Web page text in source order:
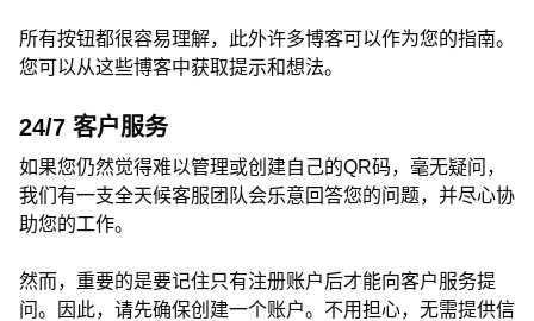
所有按钮都很容易理解，此外许多博客可以作为您的指南。
您可以从这些博客中获取提示和想法。
24/7 客户服务
如果您仍然觉得难以管理或创建自己的QR码，毫无疑问，
我们有一支全天候客服团队会乐意回答您的问题，并尽心协
助您的工作。
然而，重要的是要记住只有注册账户后才能向客户服务提
问。因此，请先确保创建一个账户。不用担心，无需提供信